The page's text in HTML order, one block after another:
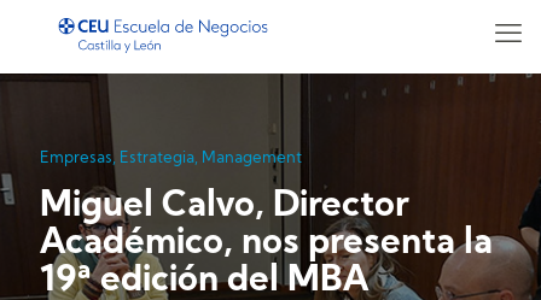
Empresas, Estrategia, Management
Miguel Calvo, Director
Académico, nos presenta la
19ª edición del MBA